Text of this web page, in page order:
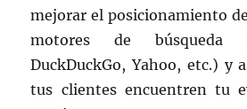
mejorar el posicionamiento
motores de búsqueda
DuckDuckGo, Yahoo, etc.) y
tus clientes encuentren tu